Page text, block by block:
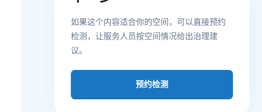
如果这个内容适合你的空间，可以直接预约
检测，让服务人员按空间情况给出治理建
议。
预约检测